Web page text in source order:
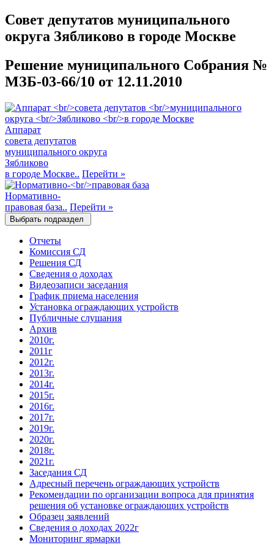
Совет депутатов муниципального
округа Зябликово в городе Москве
Решение муниципального Собрания №
МЗБ-03-66/10 от 12.11.2010
Аппарат
совета депутатов
муниципального округа
Зябликово
в городе Москве.. Перейти »
Нормативно-
правовая база.. Перейти »
Выбрать подраздел
Отчеты
Комиссия СД
Решения СД
Сведения о доходах
Видеозаписи заседания
График приема населения
Установка ограждающих устройств
Публичные слушания
Архив
2010г.
2011г
2012г.
2013г.
2014г.
2015г.
2016г.
2017г.
2019г.
2020г.
2018г.
2021г.
Заседания СД
Адресный перечень ограждающих устройств
Рекомендации по организации вопроса для принятия
решения об установке ограждающих устройств
Образец заявлений
Сведения о доходах 2022г
Мониторинг ярмарки